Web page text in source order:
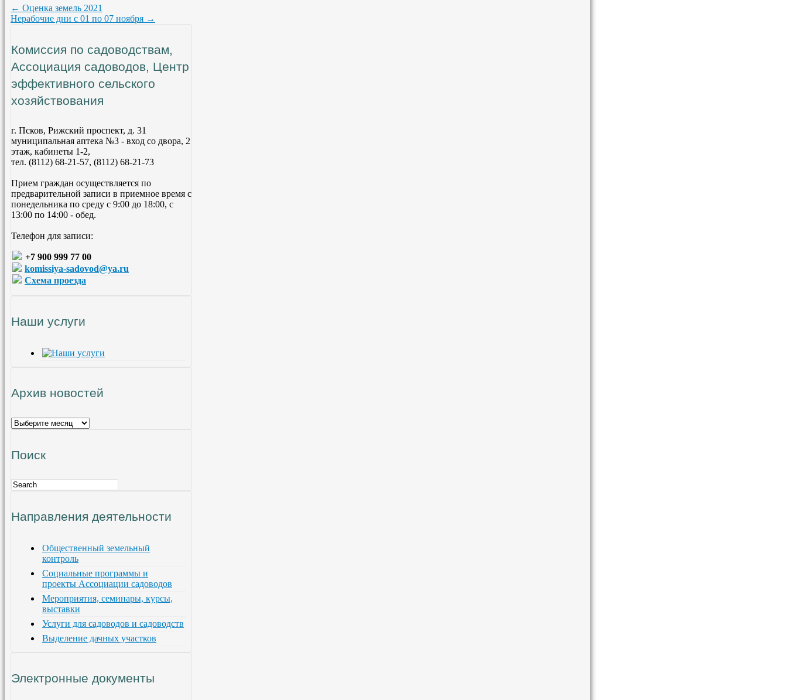
← Оценка земель 2021
Нерабочие дни с 01 по 07 ноября →
Комиссия по садоводствам,
Ассоциация садоводов, Центр
эффективного сельского
хозяйствования
г. Псков, Рижский проспект, д. 31
муниципальная аптека №3 - вход со двора, 2
этаж, кабинеты 1-2,
тел. (8112) 68-21-57, (8112) 68-21-73
Прием граждан осуществляется по
предварительной записи в приемное время с
понедельника по среду с 9:00 до 18:00, с
13:00 по 14:00 - обед.
Телефон для записи:
+7 900 999 77 00
komissiya-sadovod@ya.ru
Схема проезда
Наши услуги
Архив новостей
Поиск
Направления деятельности
Общественный земельный
контроль
Социальные программы и
проекты Ассоциации садоводов
Мероприятия, семинары, курсы,
выставки
Услуги для садоводов и садоводств
Выделение дачных участков
Электронные документы